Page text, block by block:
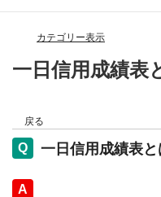
カテゴリー表示
一日信用成績表
戻る
一日信用成績表と
回答